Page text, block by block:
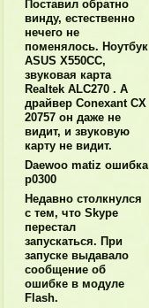
Поставил обратно
винду, естественно
нечего не
поменялось. Ноутбук
ASUS X550CC,
звуковая карта
Realtek ALC270 . А
драйвер Conexant CX
20757 он даже не
видит, и звуковую
карту не видит.
Daewoo matiz ошибка
p0300
Недавно столкнулся
с тем, что Skype
перестал
запускаться. При
запуске выдавало
сообщение об
ошибке в модуле
Flash.